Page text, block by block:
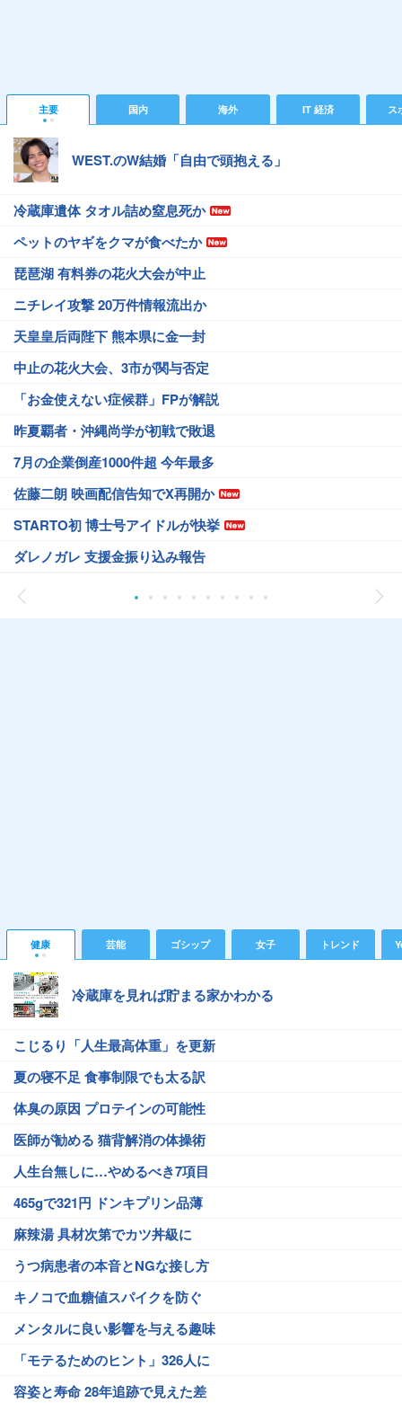
主要 国内 海外 IT 経済 ス
WEST.のW結婚「自由で頭抱える」
冷蔵庫遺体 タオル詰め窒息死か
ペットのヤギをクマが食べたか
琵琶湖 有料券の花火大会が中止
ニチレイ攻撃 20万件情報流出か
天皇皇后両陛下 熊本県に金一封
中止の花火大会、3市が関与否定
「お金使えない症候群」FPが解説
昨夏覇者・沖縄尚学が初戦で敗退
7月の企業倒産1000件超 今年最多
佐藤二朗 映画配信告知でX再開か
STARTO初 博士号アイドルが快挙
ダレノガレ 支援金振り込み報告
健康 芸能 ゴシップ 女子 トレンド
冷蔵庫を見れば貯まる家かわかる
こじるり「人生最高体重」を更新
夏の寝不足 食事制限でも太る訳
体臭の原因 プロテインの可能性
医師が勧める 猫背解消の体操術
人生台無しに…やめるべき7項目
465gで321円 ドンキプリン品薄
麻辣湯 具材次第でカツ丼級に
うつ病患者の本音とNGな接し方
キノコで血糖値スパイクを防ぐ
メンタルに良い影響を与える趣味
「モテるためのヒント」326人に
容姿と寿命 28年追跡で見えた差